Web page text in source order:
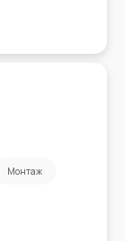
Монтаж